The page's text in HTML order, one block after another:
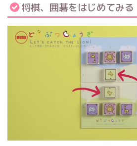
将棋、囲碁をはじめてみる